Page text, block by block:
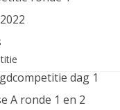
dag 1
A ronde 1 en 2